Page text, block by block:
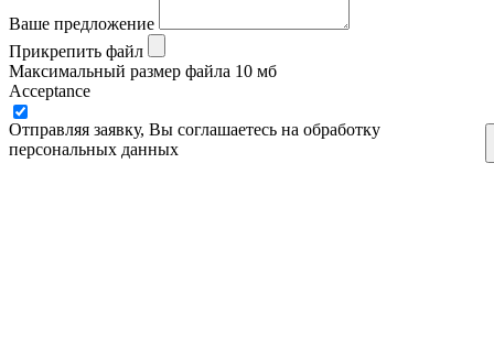
Ваше предложение
Прикрепить файл
Максимальный размер файла 10 мб
Acceptance
Отправляя заявку, Вы соглашаетесь на обработку
персональных данных